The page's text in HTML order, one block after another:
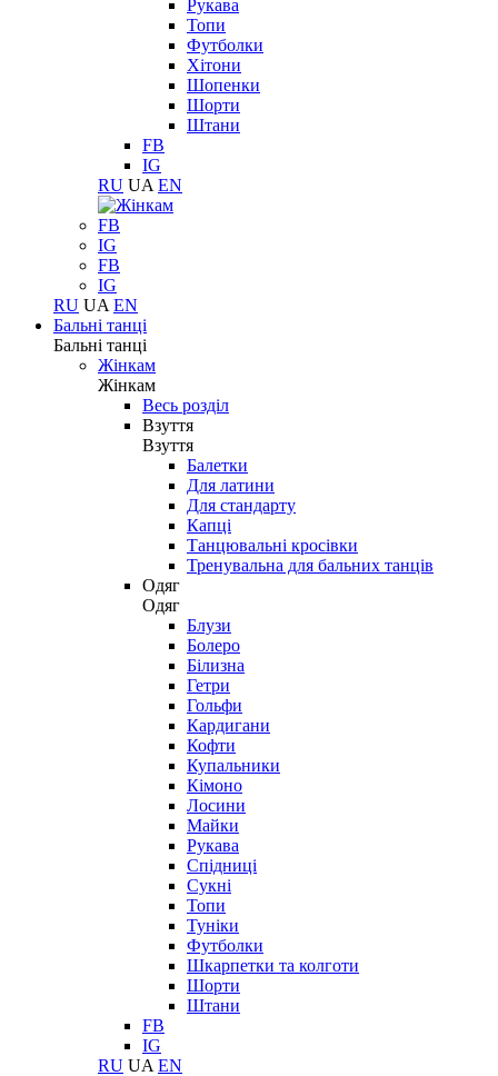
Рукава
Топи
Футболки
Хітони
Шопенки
Шорти
Штани
FB
IG
RU UA EN
FB
IG
FB
IG
RU UA EN
Бальні танці
Бальні танці
Жінкам
Жінкам
Весь розділ
Взуття
Взуття
Балетки
Для латини
Для стандарту
Капці
Танцювальні кросівки
Тренувальна для бальних танців
Одяг
Одяг
Блузи
Болеро
Білизна
Гетри
Гольфи
Кардигани
Кофти
Купальники
Кімоно
Лосини
Майки
Рукава
Спідниці
Сукні
Топи
Туніки
Футболки
Шкарпетки та колготи
Шорти
Штани
FB
IG
RU UA EN